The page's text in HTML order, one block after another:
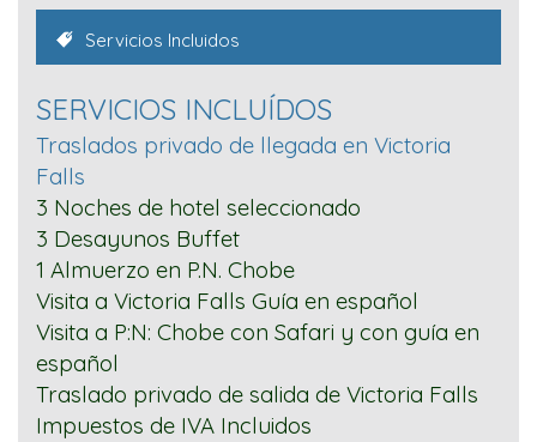
Servicios Incluidos
SERVICIOS INCLUÍDOS
Traslados privado de llegada en Victoria
Falls
3 Noches de hotel seleccionado
3 Desayunos Buffet
1 Almuerzo en P.N. Chobe
Visita a Victoria Falls Guía en español
Visita a P:N: Chobe con Safari y con guía en
español
Traslado privado de salida de Victoria Falls
Impuestos de IVA Incluidos